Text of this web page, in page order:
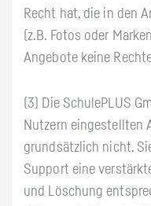
Recht hat, die in den
(z.B. Fotos oder
Angebote keine
(3) Die SchulePLUS
Nutzern eingestellten
grundsätzlich nicht.
Support eine
und Löschung